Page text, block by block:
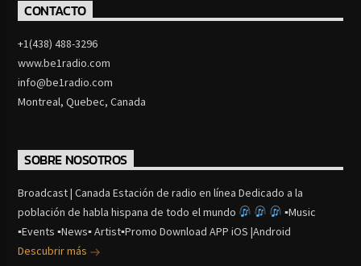
CONTACTO
+1(438) 488-3296
www.be1radio.com
info@be1radio.com
Montreal, Quebec, Canada
SOBRE NOSOTROS
Broadcast | Canada Estación de radio en línea Dedicado a la
población de habla hispana de todo el mundo
▪Music
▪Events ▪News▪ Artist▪Promo Download APP iOS |Android
Descubrir más